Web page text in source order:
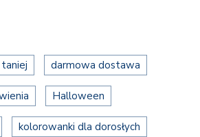
darmowa dostawa
Halloween
kolorowanki dla dorosłych